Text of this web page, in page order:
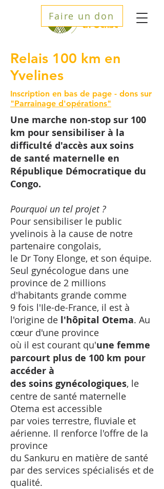
Faire un don
Relais 100 km en
Yvelines
Inscription en bas de page - dons sur
"Parrainage d'opérations"
Une marche non-stop sur 100
km pour sensibiliser à la
difficulté d'accès aux soins
de santé maternelle en
République Démocratique du
Congo.
Pourquoi un tel projet ?
Pour sensibiliser le public
yvelinois à la cause de notre
partenaire congolais,
le Dr Tony Elonge, et son équipe.
Seul gynécologue dans une
province de 2 millions
d'habitants grande comme
9 fois l'Ile-de-France, il est à
l'origine de l'hôpital Otema. Au
cœur d'une province
où il est courant qu'une femme
parcourt plus de 100 km pour
accéder à
des soins gynécologiques, le
centre de santé maternelle
Otema est accessible
par voies terrestre, fluviale et
aérienne. Il renforce l'offre de la
province
du Sankuru en matière de santé
par des services spécialisés et de
qualité.